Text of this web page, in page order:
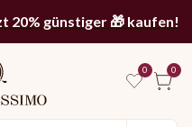
20% günstiger 🎁 kaufen!
0 0